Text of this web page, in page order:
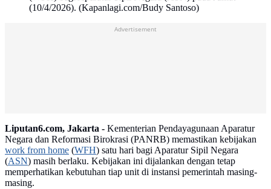
(10/4/2026). (Kapanlagi.com/Budy Santoso)
Advertisement
Liputan6.com, Jakarta - Kementerian Pendayagunaan Aparatur
Negara dan Reformasi Birokrasi (PANRB) memastikan kebijakan
work from home (WFH) satu hari bagi Aparatur Sipil Negara
(ASN) masih berlaku. Kebijakan ini dijalankan dengan tetap
memperhatikan kebutuhan tiap unit di instansi pemerintah masing-
masing.